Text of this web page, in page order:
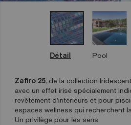
Détail Pool
Zafiro 25, de la collection
avec un effet irisé spécialement
revêtement d’intérieurs et pour
espaces wellness qui recherchent
Un privilège pour les sens